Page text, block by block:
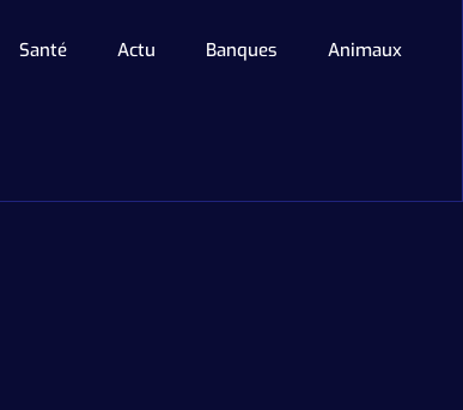
Santé Actu Banques Animaux